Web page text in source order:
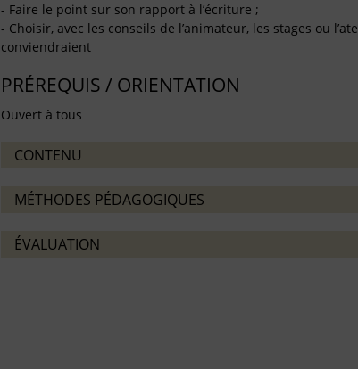
- Faire le point sur son rapport à l’écriture ;
- Choisir, avec les conseils de l’animateur, les stages ou
conviendraient
PRÉREQUIS / ORIENTATION
Ouvert à tous
CONTENU
MÉTHODES PÉDAGOGIQUES
ÉVALUATION